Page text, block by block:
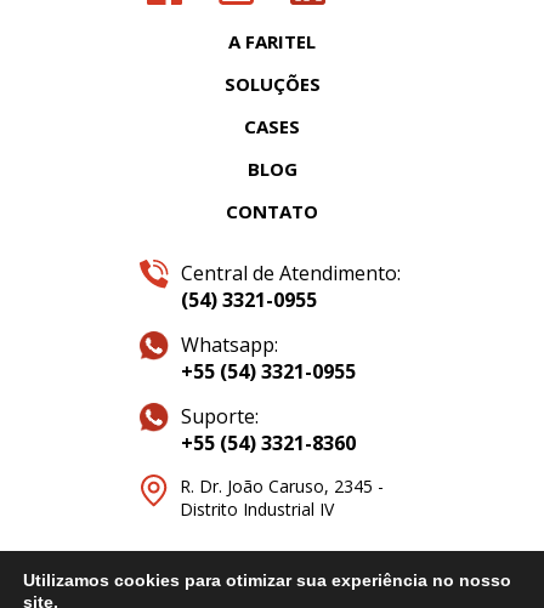
A FARITEL
SOLUÇÕES
CASES
BLOG
CONTATO
Central de Atendimento:
(54) 3321-0955
Whatsapp:
+55 (54) 3321-0955
Suporte:
+55 (54) 3321-8360
R. Dr. João Caruso, 2345 -
Distrito Industrial IV
© 2026. Faritel Solutions. Todos os direitos reservados.
Utilizamos cookies para otimizar sua experiência no nosso
site.